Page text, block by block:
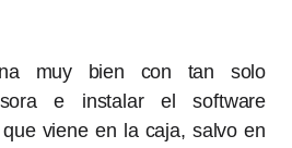
muy bien con tan solo
e instalar el software
viene en la caja, salvo en